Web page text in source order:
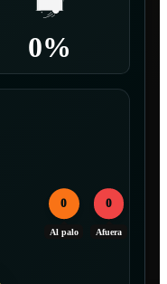
0%
0
Al palo
0
Afuera